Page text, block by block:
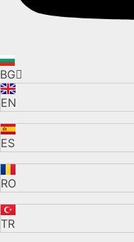
BG
EN
ES
RO
TR